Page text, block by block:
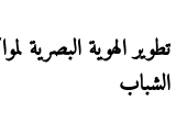
تطوير الهوية البصرية
الشباب